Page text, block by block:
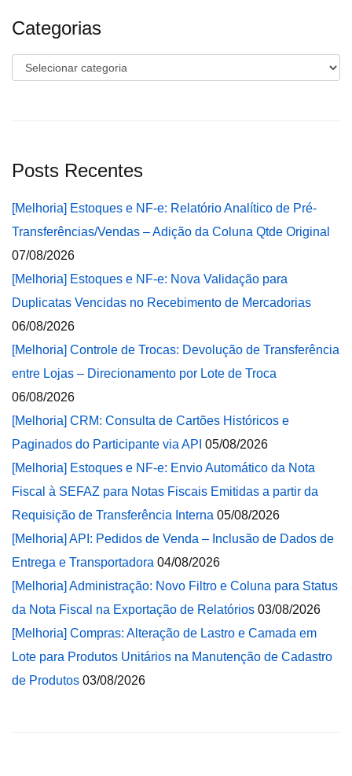
Categorias
Categorias
Posts Recentes
[Melhoria] Estoques e NF-e: Relatório Analítico de Pré-
Transferências/Vendas – Adição da Coluna Qtde Original
07/08/2026
[Melhoria] Estoques e NF-e: Nova Validação para
Duplicatas Vencidas no Recebimento de Mercadorias
06/08/2026
[Melhoria] Controle de Trocas: Devolução de Transferência
entre Lojas – Direcionamento por Lote de Troca
06/08/2026
[Melhoria] CRM: Consulta de Cartões Históricos e
Paginados do Participante via API 05/08/2026
[Melhoria] Estoques e NF-e: Envio Automático da Nota
Fiscal à SEFAZ para Notas Fiscais Emitidas a partir da
Requisição de Transferência Interna 05/08/2026
[Melhoria] API: Pedidos de Venda – Inclusão de Dados de
Entrega e Transportadora 04/08/2026
[Melhoria] Administração: Novo Filtro e Coluna para Status
da Nota Fiscal na Exportação de Relatórios 03/08/2026
[Melhoria] Compras: Alteração de Lastro e Camada em
Lote para Produtos Unitários na Manutenção de Cadastro
de Produtos 03/08/2026